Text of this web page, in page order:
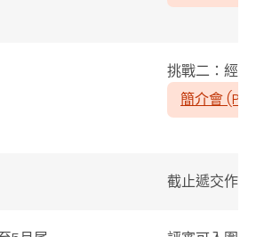
挑戰二：經
簡介會
截止遞交作品